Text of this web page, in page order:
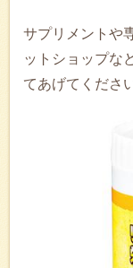
サプリメントや
ットショップな
てあげてくださ